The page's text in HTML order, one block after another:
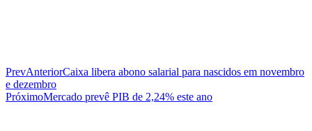
PrevAnteriorCaixa libera abono salarial para nascidos em novembro
e dezembro
PróximoMercado prevê PIB de 2,24% este ano